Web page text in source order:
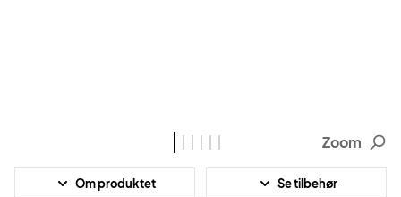
Zoom
Om produktet Se tilbehør